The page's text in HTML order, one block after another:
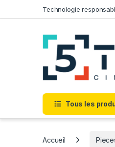
Technologie
Tous les
Accueil